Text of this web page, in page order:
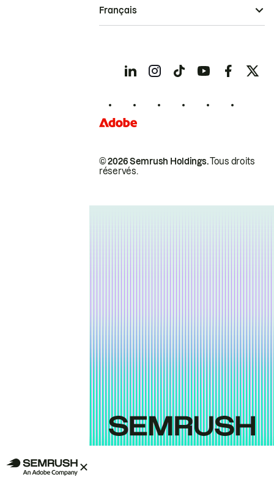
© 2026 Semrush Holdings.Tous droits
réservés.
Français